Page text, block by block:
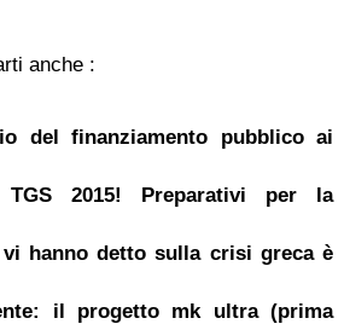
anche :
del finanziamento pubblico ai
2015! Preparativi per la
hanno detto sulla crisi greca è
il progetto mk ultra (prima